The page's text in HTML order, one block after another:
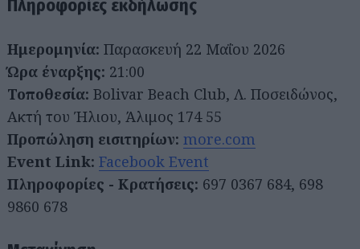
Πληροφορίες εκδήλωσης
Ημερομηνία: Παρασκευή 22 Μαΐου 2026
Ώρα έναρξης: 21:00
Τοποθεσία: Bolivar Beach Club, Λ. Ποσειδώνος,
Ακτή του Ήλιου, Άλιμος 174 55
Προπώληση εισιτηρίων: more.com
Event Link: Facebook Event
Πληροφορίες - Κρατήσεις: 697 0367 684, 698
9860 678